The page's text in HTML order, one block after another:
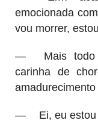
emocionada
vou morrer,
—
Mais
carinha de
— Ei, eu